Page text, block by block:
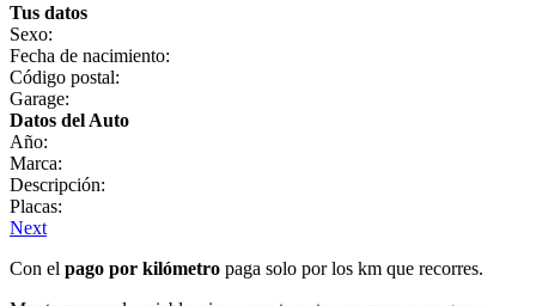
Tus datos
Sexo:
Fecha de nacimiento:
Código postal:
Garage:
Datos del Auto
Año:
Marca:
Descripción:
Placas:
Next
Con el pago por kilómetro paga solo por los km que recorres.